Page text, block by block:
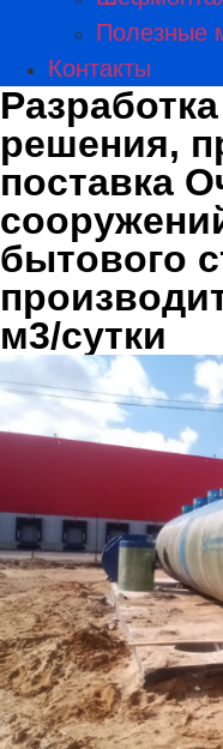
Полезные
Контакты
решения,
поставка
бытового
м3/сутки